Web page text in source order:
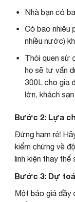
Nhà bạn có
Có bao nhiêu
nhiều nước)
Thói quen sử
họ sẽ tư vấn
300L cho gia
lớn, khách sạn
Bước 2: Lựa
Đừng ham rẻ!
kiểm chứng về
linh kiện thay thế
Bước 3: Dự
Một báo giá đầy